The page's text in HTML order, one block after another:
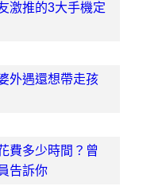
激推的3大手機定
外遇還想帶走孩
費多少時間？曾
告訴你